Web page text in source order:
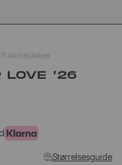
anmeldelser
LOVE ’26
Størrelsesguide